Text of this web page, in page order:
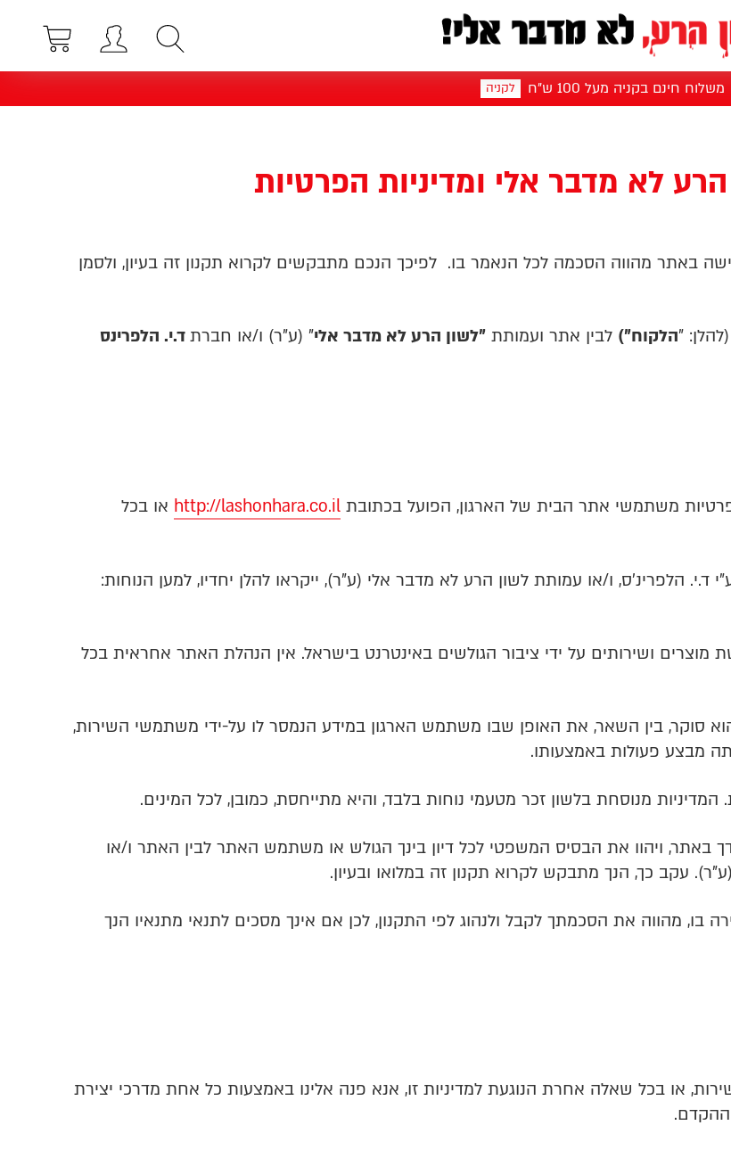
משלוח חינם בקניה מעל 100 ש"ח לקניה
לא מדבר אלי ומדיניות הפרטיות
באתר מהווה הסכמה לכל הנאמר בו. לפיכך הנכם מתבקשים לקרוא תקנון זה בעיון, ולסמן
(להלן: "הלקוח") לבין אתר ועמותת "לשון הרע לא מדבר אלי" (ע"ר) ו/או חברתד.י. הלפרינס
משתמשי אתר הבית של הארגון, הפועל בכתובת http://lashonhara.co.il או בכל
ד.י. הלפרינ'ס, ו/או עמותת לשון הרע לא מדבר אלי (ע"ר), ייקראו להלן יחדיו, למען הנוחות:
מוצרים ושירותים על ידי ציבור הגולשים באינטרנט בישראל. אין הנהלת האתר אחראית בכל
סוקר, בין השאר, את האופן שבו משתמש הארגון במידע הנמסר לו על-ידי משתמשי השירות,
מבצע פעולות באמצעותו.
מנוסחת בלשון זכר מטעמי נוחות בלבד, והיא מתייחסת, כמובן, לכל המינים.
באתר, ויהוו את הבסיס המשפטי לכל דיון בינך הגולש או משתמש האתר לבין האתר ו/או
עקב כך, הנך מתבקש לקרוא תקנון זה במלואו ובעיון.
בו, מהווה את הסכמתך לקבל ולנהוג לפי התקנון, לכן אם אינך מסכים לתנאי מתנאיו הנך
או בכל שאלה אחרת הנוגעת למדיניות זו, אנא פנה אלינו באמצעות כל אחת מדרכי יצירת
ההקדם.